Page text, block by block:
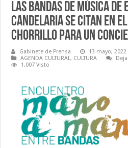
Las bandas de música de
Candelaria se citan en
Chorrillo para un
Gabinete de Prensa
13 mayo, 2022
AGENDA CULTURAL, CULTURA
1,007 Visto